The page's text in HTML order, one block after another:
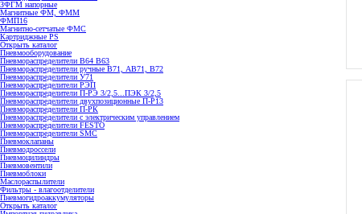
ЗФГМ напорные
Магнитные ФМ, ФММ
ФМП16
Магнитно-сетчатые ФМС
Картриджные PS
Открыть каталог
Пневмооборудование
Пневмораспределители В64 В63
Пневмораспределители ручные В71, АВ71, В72
Пневмораспределители У71
Пневмораспределители РЭП
Пневмораспределители П-РЭ 3/2,5...ПЭК 3/2,5
Пневмораспределители двухпозиционные П-Р13
Пневмораспределители П-РК
Пневмораспределители с электрическим управлением
Пневмораспределители FESTO
Пневмораспределители SMC
Пневмоклапаны
Пневмодроссели
Пневмоцилиндры
Пневмовентили
Пневмоблоки
Маслораспылители
Фильтры - влагоотделители
Пневмогидроаккумуляторы
Открыть каталог